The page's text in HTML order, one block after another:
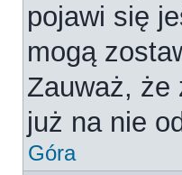
pojawi się
mogą
Zauważ, że
już na nie
Góra